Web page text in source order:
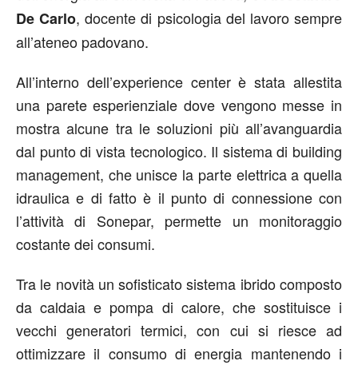
De Carlo, docente di psicologia del lavoro sempre
all’ateneo padovano.
All’interno dell’experience center è stata allestita
una parete esperienziale dove vengono messe in
mostra alcune tra le soluzioni più all’avanguardia
dal punto di vista tecnologico. Il sistema di building
management, che unisce la parte elettrica a quella
idraulica e di fatto è il punto di connessione con
l’attività di Sonepar, permette un monitoraggio
costante dei consumi.
Tra le novità un sofisticato sistema ibrido composto
da caldaia e pompa di calore, che sostituisce i
vecchi generatori termici, con cui si riesce ad
ottimizzare il consumo di energia mantenendo i